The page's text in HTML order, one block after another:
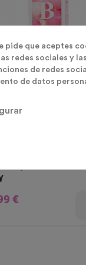
€
pide que aceptes
redes sociales y
de redes
de datos